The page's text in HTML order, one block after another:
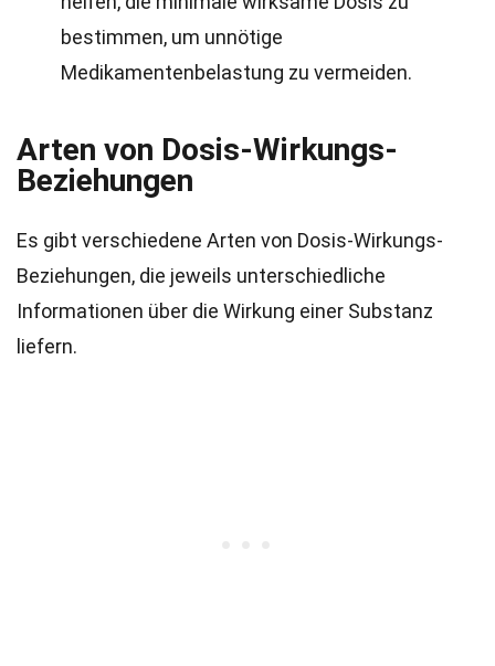
bestimmen, um unnötige
Medikamentenbelastung zu vermeiden.
Arten von Dosis-Wirkungs-
Beziehungen
Es gibt verschiedene Arten von Dosis-Wirkungs-
Beziehungen, die jeweils unterschiedliche
Informationen über die Wirkung einer Substanz
liefern.